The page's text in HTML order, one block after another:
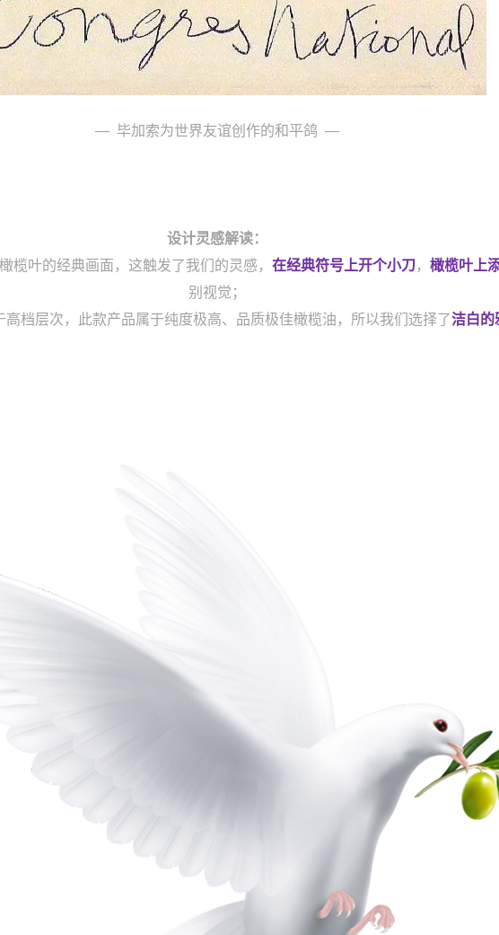
— 毕加索为世界友谊创作的和平鸽 —
设计灵感解读：
榄叶的经典画面，这触发了我们的灵感， 在经典符号上开个小刀， 橄榄叶上
别视觉；
档层次，此款产品属于纯度极高、品质极佳橄榄油，所以我们选择了洁白的